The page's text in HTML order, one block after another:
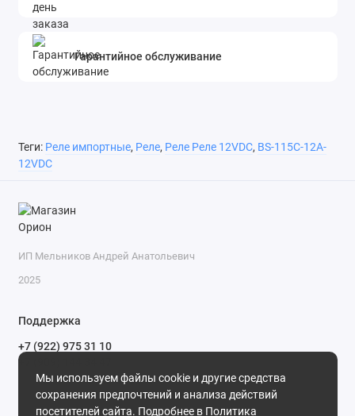
Гарантийное обслуживание
Теги: Реле импортные, Реле, Реле Реле 12VDC, BS-115C-12A-
12VDC
Мы используем файлы cookie и другие средства
сохранения предпочтений и анализа действий
посетителей сайта. Подробнее в Политика
ИП Мельников Андрей Анатольевич
2025
Поддержка
+7 (922) 975 31 10
+7 (909) 144 34 47
пн-пт с 9-00 до 18-00 часов,
сб с 10-00 до 15-00 часов,
вс выходной